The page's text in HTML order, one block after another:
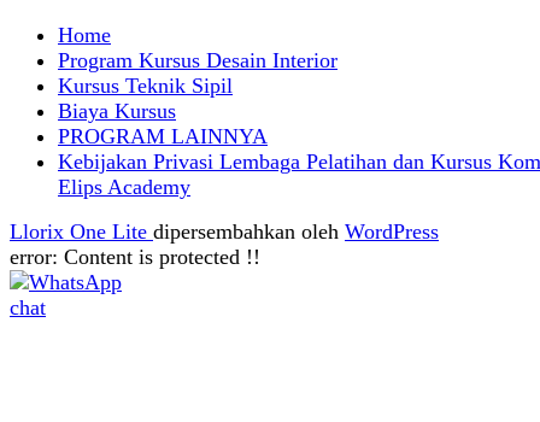
Home
Program Kursus Desain Interior
Kursus Teknik Sipil
Biaya Kursus
PROGRAM LAINNYA
Kebijakan Privasi Lembaga Pelatihan dan Kursus
Elips Academy
Llorix One Lite dipersembahkan oleh WordPress
error: Content is protected !!